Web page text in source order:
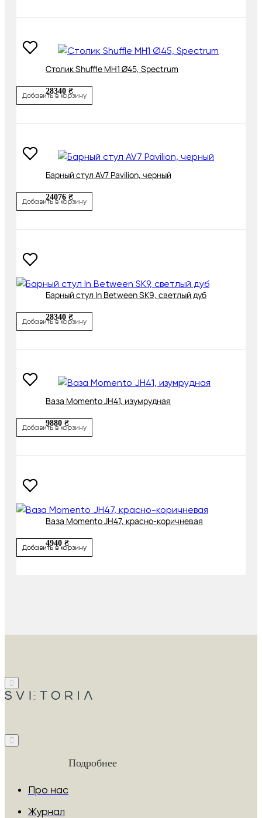
Cтолик Shuffle MH1 Ø45, Spectrum
28340 ₴
Добавить в корзину
Барный стул AV7 Pavilion, черный
24076 ₴
Добавить в корзину
Барный стул In Between SK9, светлый дуб
28340 ₴
Добавить в корзину
Ваза Momento JH41, изумрудная
9880 ₴
Добавить в корзину
Ваза Momento JH47, красно-коричневая
4940 ₴
Добавить в корзину
Подробнее
Про нас
Журнал